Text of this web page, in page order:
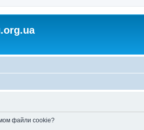
файли cookie?